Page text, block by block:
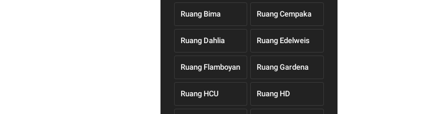
Ruang Bima Ruang Cempaka
Ruang Dahlia Ruang Edelweis
Ruang Flamboyan Ruang Gardena
Ruang HCU Ruang HD